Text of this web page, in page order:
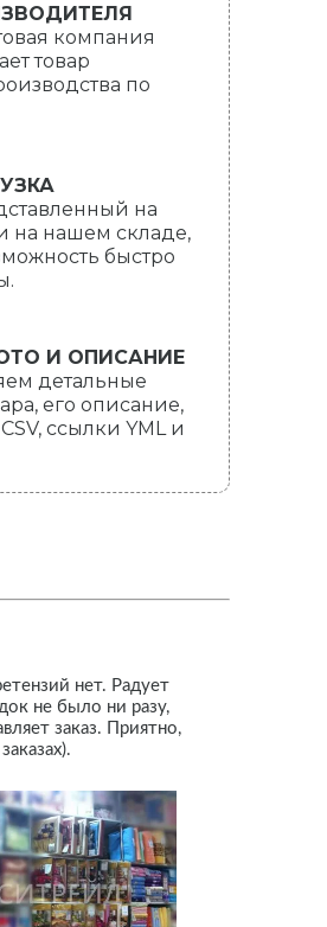
компания
товар
по
на
на нашем складе,
быстро
И ОПИСАНИЕ
детальные
его описание,
ссылки YML и
нет. Радует
не было ни разу,
заказ. Приятно,